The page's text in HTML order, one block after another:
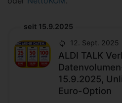
seit 15.9.2025
12. Sept. 2025
ALDI TALK
15.9.2025,
Euro-Option